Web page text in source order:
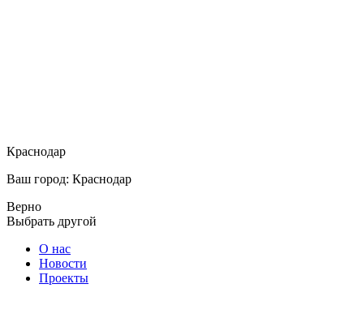
Краснодар
Ваш город: Краснодар
Верно
Выбрать другой
О нас
Новости
Проекты